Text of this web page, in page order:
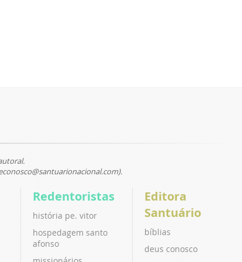
Redentoristas
história pe. vitor
hospedagem santo
afonso
Editora
Santuário
bíblias
deus conosco